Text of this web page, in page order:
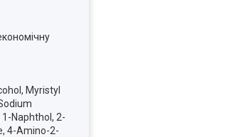
Myristyl
Naphthol, 2-
4-Amino-2-